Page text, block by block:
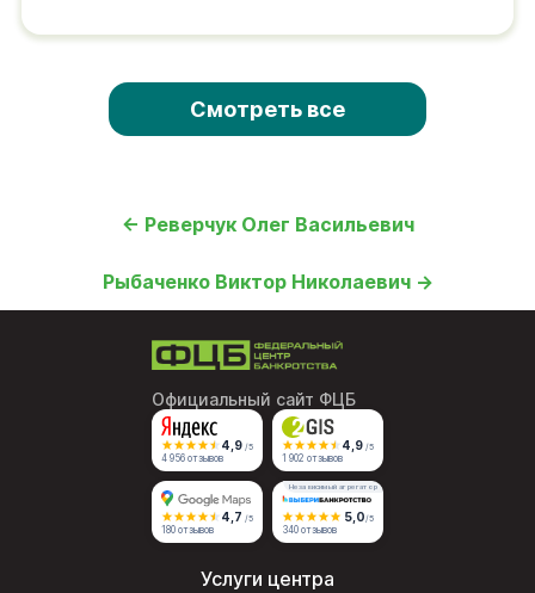
Смотреть все
← Реверчук Олег Васильевич
Рыбаченко Виктор Николаевич →
Официальный сайт ФЦБ
4,9 /5
4 956 отзывов
4,9 /5
1 902 отзывов
4,7 /5
180 отзывов
Независимый агрегатор
5,0/5
340 отзывов
Услуги центра